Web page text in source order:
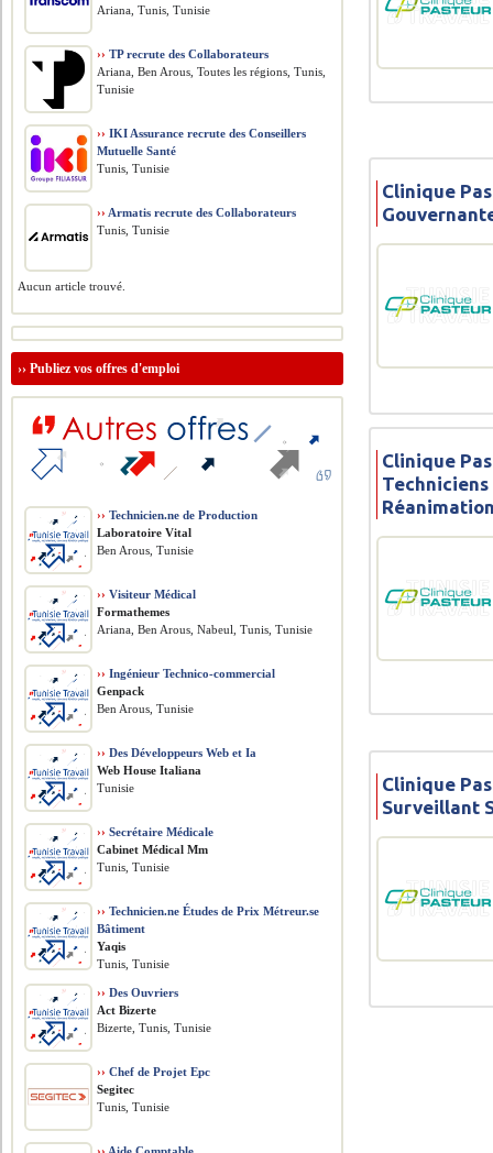
Clinique
Clinique
Clinique
Surveillant
Ariana, Tunis, Tunisie
›› TP recrute des Collaborateurs
Ariana, Ben Arous, Toutes les régions, Tunis,
Tunisie
›› IKI Assurance recrute des Conseillers
Mutuelle Santé
Tunis, Tunisie
›› Armatis recrute des Collaborateurs
Tunis, Tunisie
Aucun article trouvé.
››Publiez vos offres d'emploi
›› Technicien.ne de Production
Laboratoire Vital
Ben Arous, Tunisie
›› Visiteur Médical
Formathemes
Ariana, Ben Arous, Nabeul, Tunis, Tunisie
›› Ingénieur Technico-commercial
Genpack
Ben Arous, Tunisie
›› Des Développeurs Web et Ia
Web House Italiana
Tunisie
›› Secrétaire Médicale
Cabinet Médical Mm
Tunis, Tunisie
›› Technicien.ne Études de Prix Métreur.se
Bâtiment
Yaqis
Tunis, Tunisie
›› Des Ouvriers
Act Bizerte
Bizerte, Tunis, Tunisie
›› Chef de Projet Epc
Segitec
Tunis, Tunisie